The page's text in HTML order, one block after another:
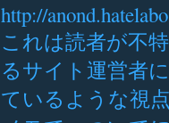
http://
これは読者が不
るサイト運営者
ているような視